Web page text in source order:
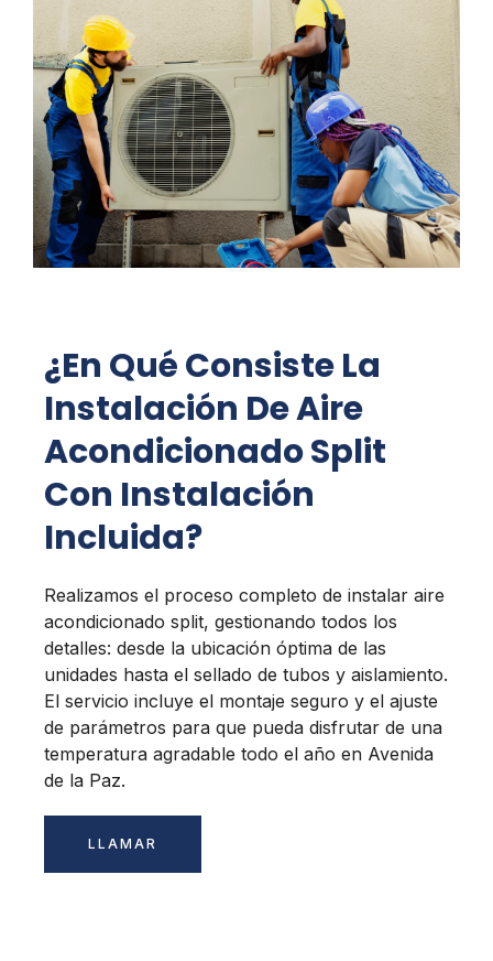
¿En Qué Consiste La
Instalación De Aire
Acondicionado Split
Con Instalación
Incluida?
Realizamos el proceso completo de instalar aire
acondicionado split, gestionando todos los
detalles: desde la ubicación óptima de las
unidades hasta el sellado de tubos y aislamiento.
El servicio incluye el montaje seguro y el ajuste
de parámetros para que pueda disfrutar de una
temperatura agradable todo el año en Avenida
de la Paz.
LLAMAR